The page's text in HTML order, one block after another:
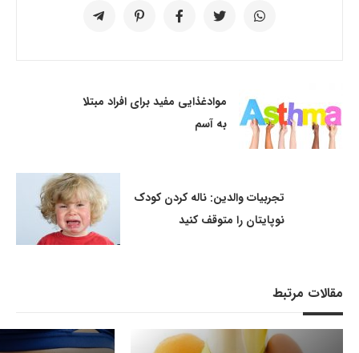
موادغذایی مفید برای افراد مبتلا
به آسم
تجربیات والدین: ناله کردن کودک
نوپایتان را متوقف کنید
مقالات مرتبط